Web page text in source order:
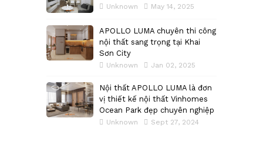
Unknown May 14, 2025
APOLLO LUMA chuyên thi công
nội thất sang trọng tại Khai
Sơn City
Unknown Jan 02, 2025
Nội thất APOLLO LUMA là đơn
vị thiết kế nội thất Vinhomes
Ocean Park đẹp chuyên nghiệp
Unknown Sept 27, 2024